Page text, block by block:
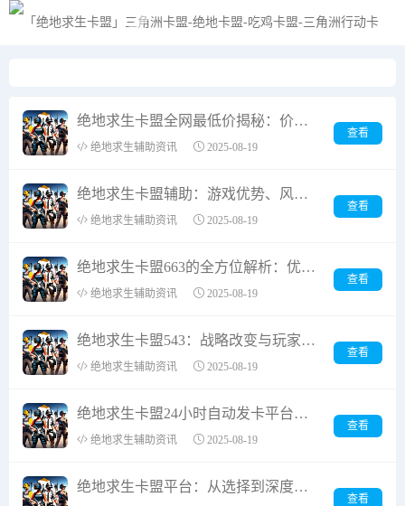
黑夜模式
绝地求生卡盟全网最低价揭秘：价格、质量与服务的平衡艺术
绝地求生辅助资讯 2025-08-19
查看
绝地求生卡盟辅助：游戏优势、风险与选择指南
绝地求生辅助资讯 2025-08-19
查看
绝地求生卡盟663的全方位解析：优势、选择指南及常见问题解答
绝地求生辅助资讯 2025-08-19
查看
绝地求生卡盟543：战略改变与玩家体验提升
绝地求生辅助资讯 2025-08-19
查看
绝地求生卡盟24小时自动发卡平台的全面解析
绝地求生辅助资讯 2025-08-19
查看
绝地求生卡盟平台：从选择到深度利用的全方位指南
查看